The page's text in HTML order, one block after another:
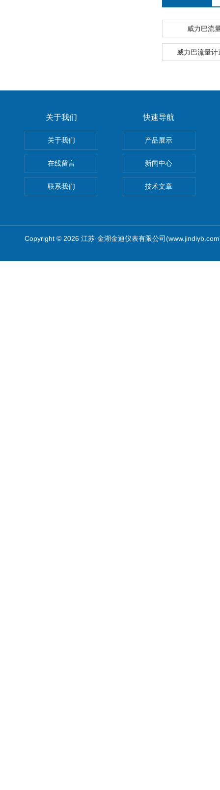
威力巴流
威力巴流量
关于我们
关于我们
在线留言
联系我们
快速导航
产品展示
新闻中心
技术文章
Copyright © 2026 江苏·金湖金迪仪表有限公司